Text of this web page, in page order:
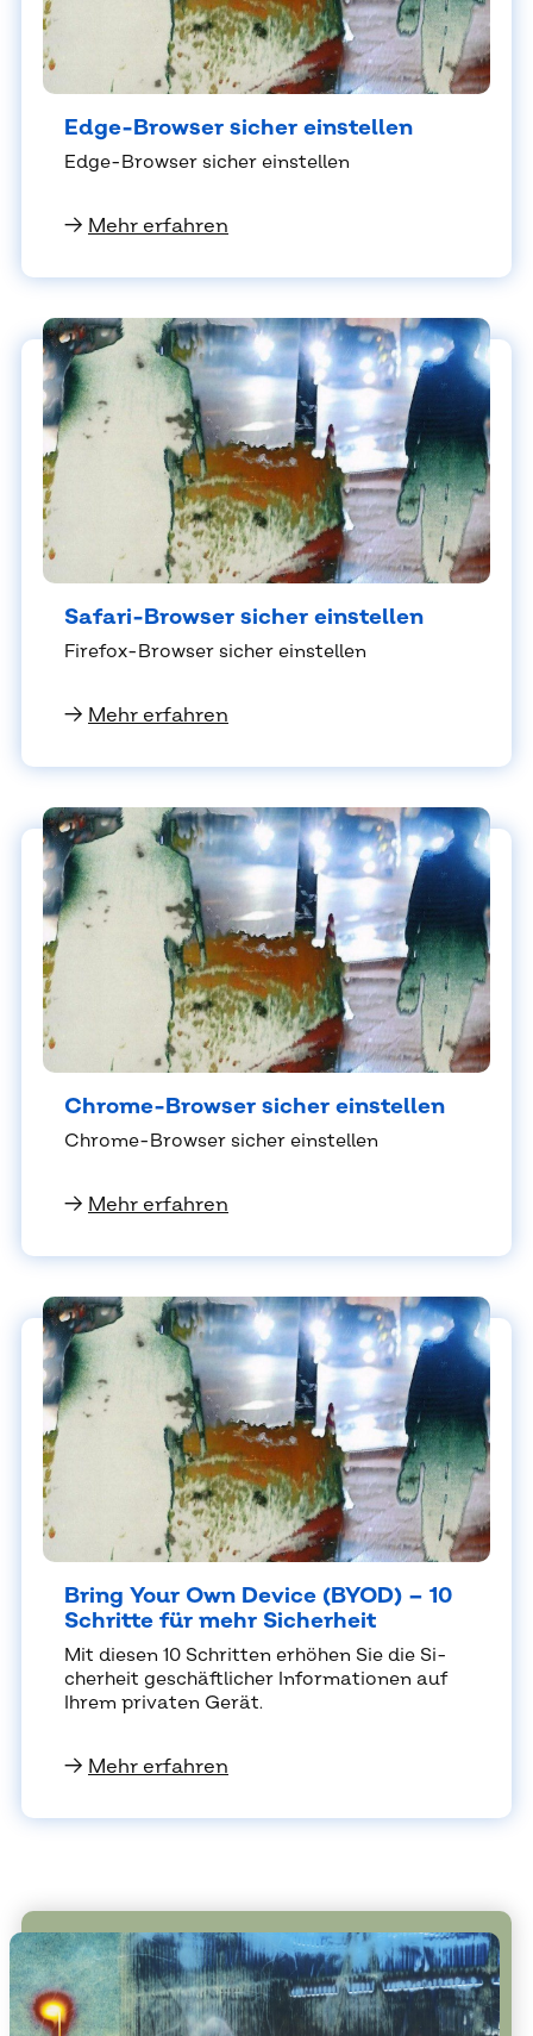
Edge-Brow­ser si­cher ein­stel­len
Edge-Brow­ser si­cher ein­stel­len
→ Mehr erfahren
Sa­fa­ri-Brow­ser si­cher ein­stel­len
Fire­fox-Brow­ser si­cher ein­stel­len
→ Mehr erfahren
Chro­me-Brow­ser si­cher ein­stel­len
Chro­me-Brow­ser si­cher ein­stel­len
→ Mehr erfahren
Bring Your Own De­vice (BYOD) – 10
Schrit­te für mehr Si­cher­heit
Mit die­sen 10 Schrit­ten er­hö­hen Sie die Si­
cher­heit ge­schäft­li­cher In­for­ma­tio­nen auf
Ih­rem pri­va­ten Ge­rät.
→ Mehr erfahren